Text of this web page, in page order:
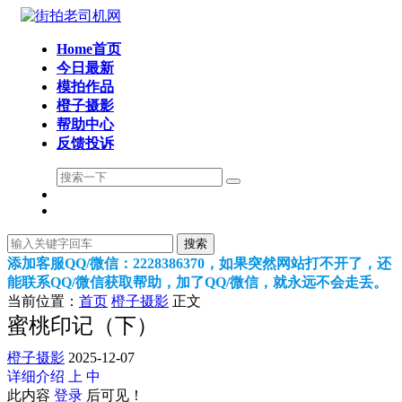
Home首页
今日最新
模拍作品
橙子摄影
帮助中心
反馈投诉
搜索
添加客服QQ/微信：2228386370，如果突然网站打不开了，还
能联系QQ/微信获取帮助，加了QQ/微信，就永远不会走丢。
当前位置： 首页 橙子摄影 正文
蜜桃印记（下）
橙子摄影 2025-12-07
详细介绍
上 中
此内容 登录 后可见！